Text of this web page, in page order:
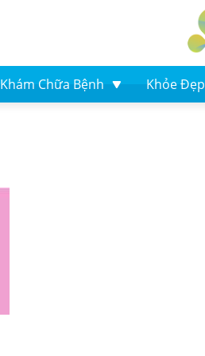
Khám Chữa Bệnh Khỏe Đẹp